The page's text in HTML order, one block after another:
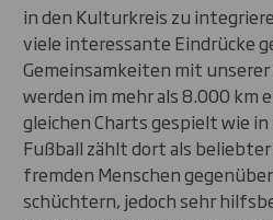
in den Kulturkreis zu
viele interessante Eindrücke
Gemeinsamkeiten mit
werden im mehr als 8.000
gleichen Charts gespielt wie
Fußball zählt dort als
fremden Menschen
schüchtern, jedoch sehr